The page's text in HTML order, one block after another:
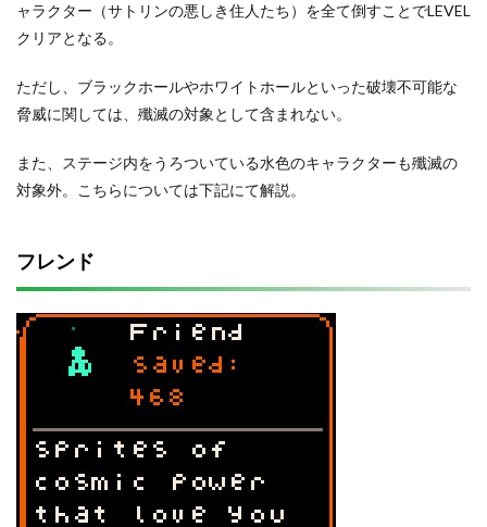
ャラクター （サトリンの悪しき住人たち）を全て倒すことでLEVEL
クリアとなる。
ただし、ブラックホールやホワイトホールといった破壊不可能な
脅威に関しては、殲滅の対象として含まれない。
また、ステージ内をうろついている水色のキャラクターも殲滅の
対象外。こちらについては下記にて解説。
フレンド